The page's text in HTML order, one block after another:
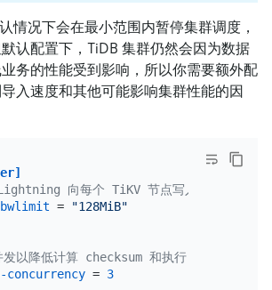
情况下会在最小范围内暂停集群调度，
认配置下，TiDB 集群仍然会因为数据
务的性能受到影响，所以你需要额外配
入速度和其他可能影响集群性能的因
向每个 TiKV 节点写入的带宽大小。
= "128MiB"
发以降低计算 checksum 和执行 analyze 对
= 3